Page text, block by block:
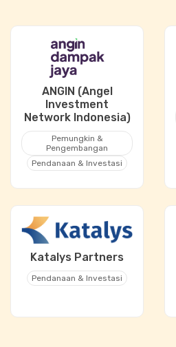
ANGIN (Angel
Investment
Network Indonesia)
Pemungkin &
Pengembangan
Pendanaan & Investasi
Katalys Partners
Pendanaan & Investasi